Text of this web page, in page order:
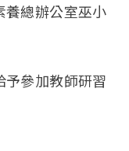
養總辦公室巫小
參加教師研習